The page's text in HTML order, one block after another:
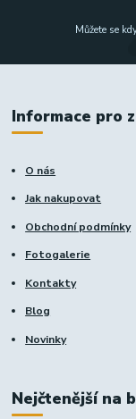
Můžete se
Informace pro
O nás
Jak nakupovat
Obchodní podmínky
Fotogalerie
Kontakty
Blog
Novinky
Nejčtenější na